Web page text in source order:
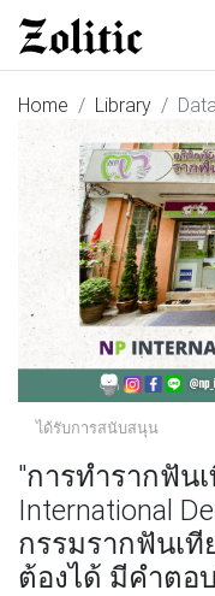
Home Library Data
ได้รับการสนับสนุน
"การทำรากฟัน
International
กรรมรากฟันเ
ต้องได้ มีคำตอ